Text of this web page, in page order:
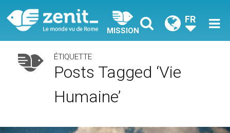
MISSION
FR
ÉTIQUETTE
Posts Tagged ‘vie
Humaine’